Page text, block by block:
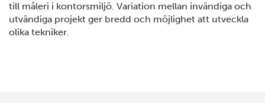
till måleri i kontorsmiljö. Variation mellan invändiga och
utvändiga projekt ger bredd och möjlighet att utveckla
olika tekniker.